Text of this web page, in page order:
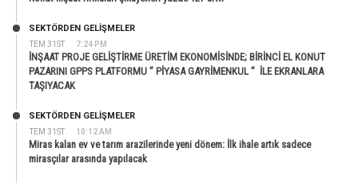
TEM 31ST 7:24 PM
SEKTÖRDEN GELIŞMELER
İNŞAAT PROJE GELİŞTİRME ÜRETİM EKONOMİSİNDE; BİRİNCİ EL KONUT
PAZARINI GPPS PLATFORMU ” PİYASA GAYRİMENKUL ” İLE EKRANLARA
TAŞIYACAK
TEM 31ST 10:12 AM
SEKTÖRDEN GELIŞMELER
Miras kalan ev ve tarım arazilerinde yeni dönem: İlk ihale artık sadece
mirasçılar arasında yapılacak